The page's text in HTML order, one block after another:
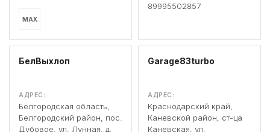
MAX
89995502857
БелВыхлоп
АДРЕС:
Белгородская область,
Белгородский район, пос.
Дубовое, ул. Лунная, д.
Garage83turbo
АДРЕС:
Краснодарский край,
Каневской район, ст-ца
Каневская, ул.